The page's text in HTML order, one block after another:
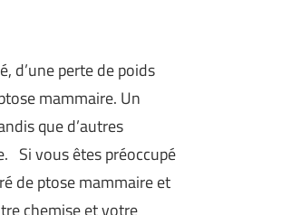
d’une perte de poids
mammaire. Un
que d’autres
Si vous êtes préoccupé
de ptose mammaire et